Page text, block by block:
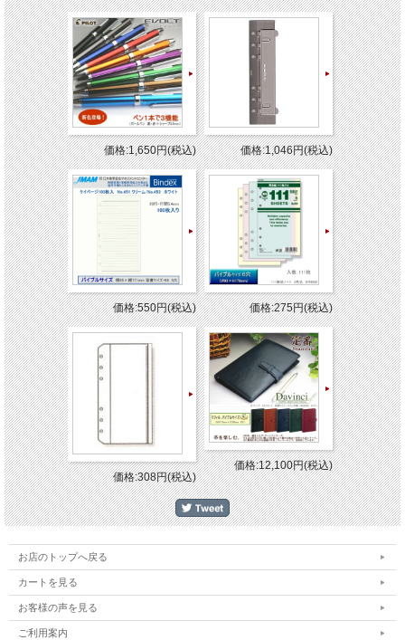
価格:1,650円(税込) 価格:1,046円(税込)
価格:550円(税込) 価格:275円(税込)
価格:308円(税込)
価格:12,100円(税込)
お店のトップへ戻る
カートを見る
お客様の声を見る
ご利用案内